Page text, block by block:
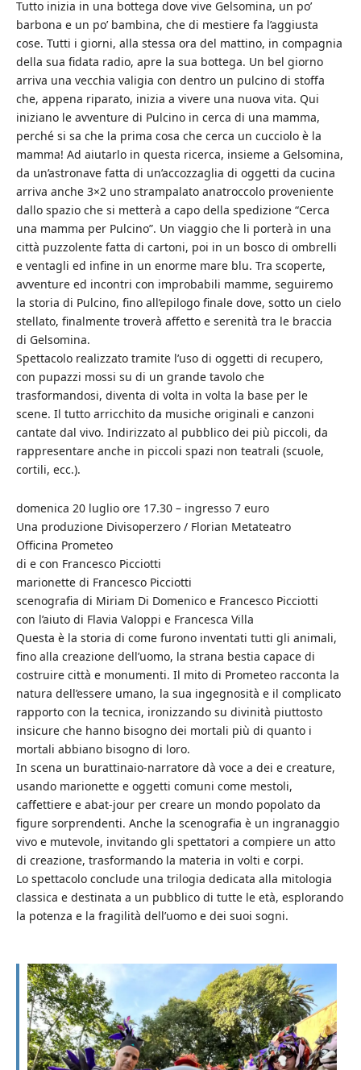
Tutto inizia in una bottega dove vive Gelsomina, un po’
barbona e un po’ bambina, che di mestiere fa l’aggiusta
cose. Tutti i giorni, alla stessa ora del mattino, in compagnia
della sua fidata radio, apre la sua bottega. Un bel giorno
arriva una vecchia valigia con dentro un pulcino di stoffa
che, appena riparato, inizia a vivere una nuova vita. Qui
iniziano le avventure di Pulcino in cerca di una mamma,
perché si sa che la prima cosa che cerca un cucciolo è la
mamma! Ad aiutarlo in questa ricerca, insieme a Gelsomina,
da un’astronave fatta di un’accozzaglia di oggetti da cucina
arriva anche 3×2 uno strampalato anatroccolo proveniente
dallo spazio che si metterà a capo della spedizione “Cerca
una mamma per Pulcino”. Un viaggio che li porterà in una
città puzzolente fatta di cartoni, poi in un bosco di ombrelli
e ventagli ed infine in un enorme mare blu. Tra scoperte,
avventure ed incontri con improbabili mamme, seguiremo
la storia di Pulcino, fino all’epilogo finale dove, sotto un cielo
stellato, finalmente troverà affetto e serenità tra le braccia
di Gelsomina.
Spettacolo realizzato tramite l’uso di oggetti di recupero,
con pupazzi mossi su di un grande tavolo che
trasformandosi, diventa di volta in volta la base per le
scene. Il tutto arricchito da musiche originali e canzoni
cantate dal vivo. Indirizzato al pubblico dei più piccoli, da
rappresentare anche in piccoli spazi non teatrali (scuole,
cortili, ecc.).
domenica 20 luglio ore 17.30 – ingresso 7 euro
Una produzione Divisoperzero / Florian Metateatro
Officina Prometeo
di e con Francesco Picciotti
marionette di Francesco Picciotti
scenografia di Miriam Di Domenico e Francesco Picciotti
con l’aiuto di Flavia Valoppi e Francesca Villa
Questa è la storia di come furono inventati tutti gli animali,
fino alla creazione dell’uomo, la strana bestia capace di
costruire città e monumenti. Il mito di Prometeo racconta la
natura dell’essere umano, la sua ingegnosità e il complicato
rapporto con la tecnica, ironizzando su divinità piuttosto
insicure che hanno bisogno dei mortali più di quanto i
mortali abbiano bisogno di loro.
In scena un burattinaio-narratore dà voce a dei e creature,
usando marionette e oggetti comuni come mestoli,
caffettiere e abat-jour per creare un mondo popolato da
figure sorprendenti. Anche la scenografia è un ingranaggio
vivo e mutevole, invitando gli spettatori a compiere un atto
di creazione, trasformando la materia in volti e corpi.
Lo spettacolo conclude una trilogia dedicata alla mitologia
classica e destinata a un pubblico di tutte le età, esplorando
la potenza e la fragilità dell’uomo e dei suoi sogni.